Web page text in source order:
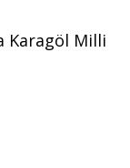
Karagöl Milli